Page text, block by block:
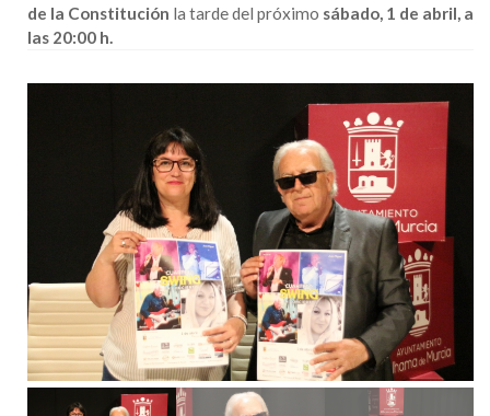
de la Constitución la tarde del próximo sábado, 1 de abril, a
las 20:00 h.